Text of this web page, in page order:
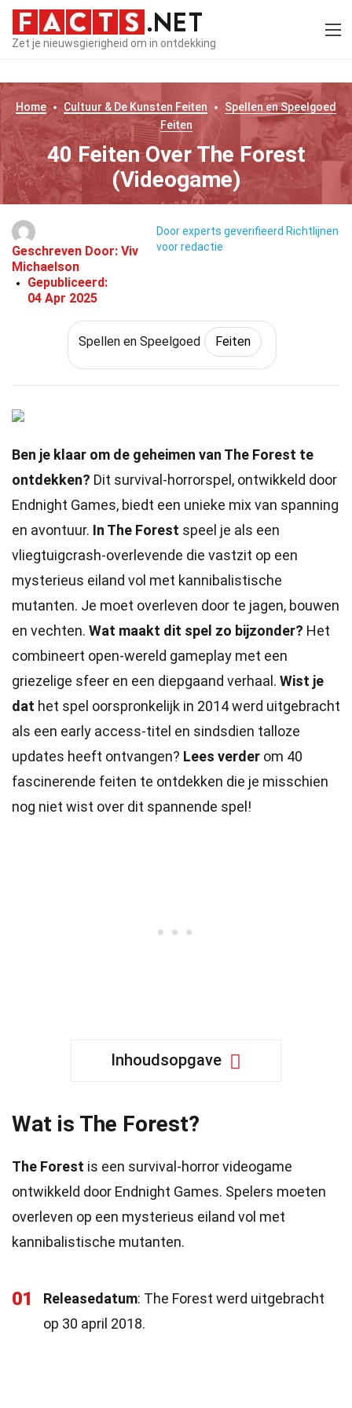
Zet je nieuwsgierigheid om in ontdekking
Home Cultuur & De Kunsten Feiten
Spellen en Speelgoed
Feiten
40 Feiten Over The Forest
(Videogame)
Geschreven Door: Viv
Michaelson
Gepubliceerd:
04 Apr 2025
Door experts geverifieerd Richtlijnen
voor redactie
Spellen en Speelgoed Feiten
Ben je klaar om de geheimen van The Forest te
ontdekken? Dit survival-horrorspel, ontwikkeld door
Endnight Games, biedt een unieke mix van spanning
en avontuur. In The Forest speel je als een
vliegtuigcrash-overlevende die vastzit op een
mysterieus eiland vol met kannibalistische
mutanten. Je moet overleven door te jagen, bouwen
en vechten. Wat maakt dit spel zo bijzonder? Het
combineert open-wereld gameplay met een
griezelige sfeer en een diepgaand verhaal. Wist je
dat het spel oorspronkelijk in 2014 werd uitgebracht
als een early access-titel en sindsdien talloze
updates heeft ontvangen? Lees verder om 40
fascinerende feiten te ontdekken die je misschien
nog niet wist over dit spannende spel!
Inhoudsopgave
Wat is The Forest?
The Forest is een survival-horror videogame
ontwikkeld door Endnight Games. Spelers moeten
overleven op een mysterieus eiland vol met
kannibalistische mutanten.
01 Releasedatum: The Forest werd uitgebracht
op 30 april 2018.